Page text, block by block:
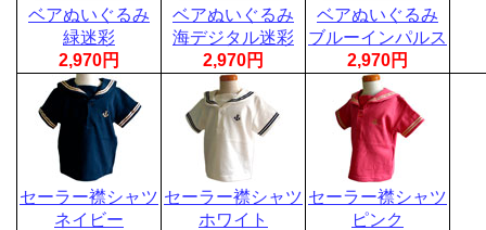
ベアぬいぐるみ
緑迷彩
2,970円
ベアぬいぐるみ
海デジタル迷彩
2,970円
ベアぬいぐるみ
ブルーインパルス
2,970円
セーラー襟シャツ
ネイビー
セーラー襟シャツ
ホワイト
セーラー襟シャツ
ピンク